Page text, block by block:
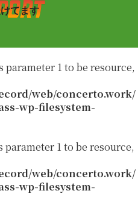
parameter 1 to be resource,
web/concerto.work/
wp-filesystem-
parameter 1 to be resource,
web/concerto.work/
wp-filesystem-
てます